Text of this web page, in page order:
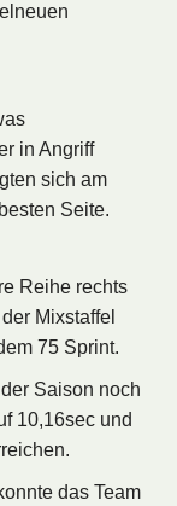
in Angriff
sich am
Seite.
Reihe rechts
Mixstaffel
75 Sprint.
Saison noch
10,16sec und
das Team